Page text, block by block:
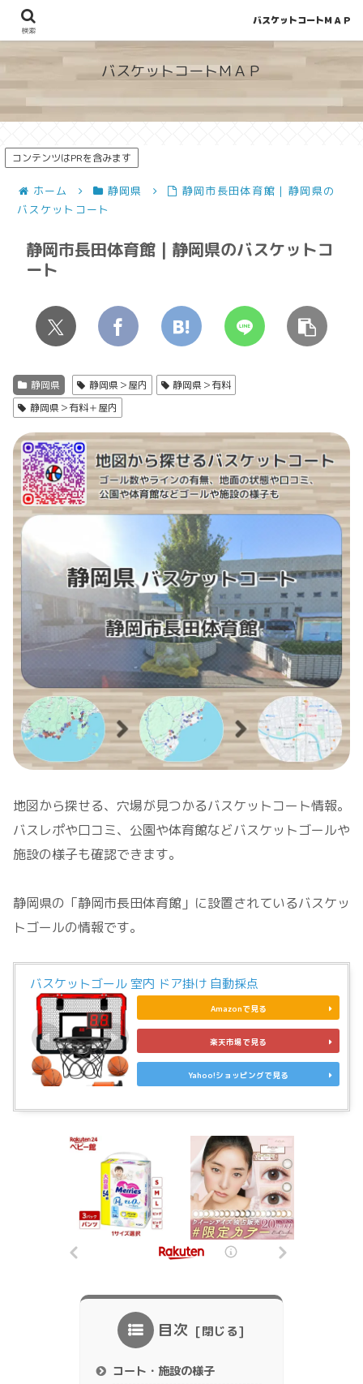
地図から探せる！穴場が見つかるバスケットコート情報
バスケットコートＭＡＰ
コンテンツはPRを含みます
ホーム 静岡県
静岡市長田体育館 | 静岡県の
バスケットコート
静岡市長田体育館 | 静岡県のバスケットコ
ート
静岡県 静岡県＞屋内
静岡県＞有料
静岡県＞有料＋屋内
地図から探せる、穴場が見つかるバスケットコート情報。
バスレポや口コミ、公園や体育館などバスケットゴールや
施設の様子も確認できます。
静岡県の「静岡市長田体育館」に設置されているバスケッ
トゴールの情報です。
バスケットゴール 室内 ドア掛け 自動採点
Amazonで見る
楽天市場で見る
Yahoo!ショッピングで見る
目次
コート・施設の様子
検索
バスケットコートＭＡＰ